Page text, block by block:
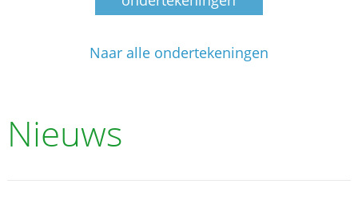
Naar alle ondertekeningen
Nieuws